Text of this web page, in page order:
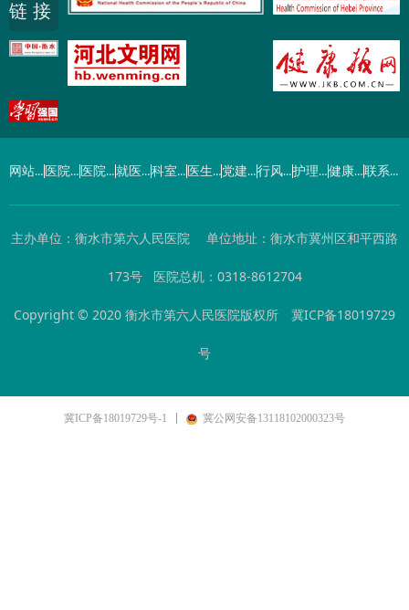
网站首页 医院概况 医院动态 就医指南 科室导航 医生介绍 党建工作 行风建设 护理园地 健康园地 联系我们
主办单位：衡水市第六人民医院 单位地址：衡水市冀州区和平西路
173号 医院总机：0318-8612704
Copyright © 2020 衡水市第六人民医院版权所 冀ICP备18019729
号
链 接
冀ICP备18019729号-1 冀公网安备13118102000323号